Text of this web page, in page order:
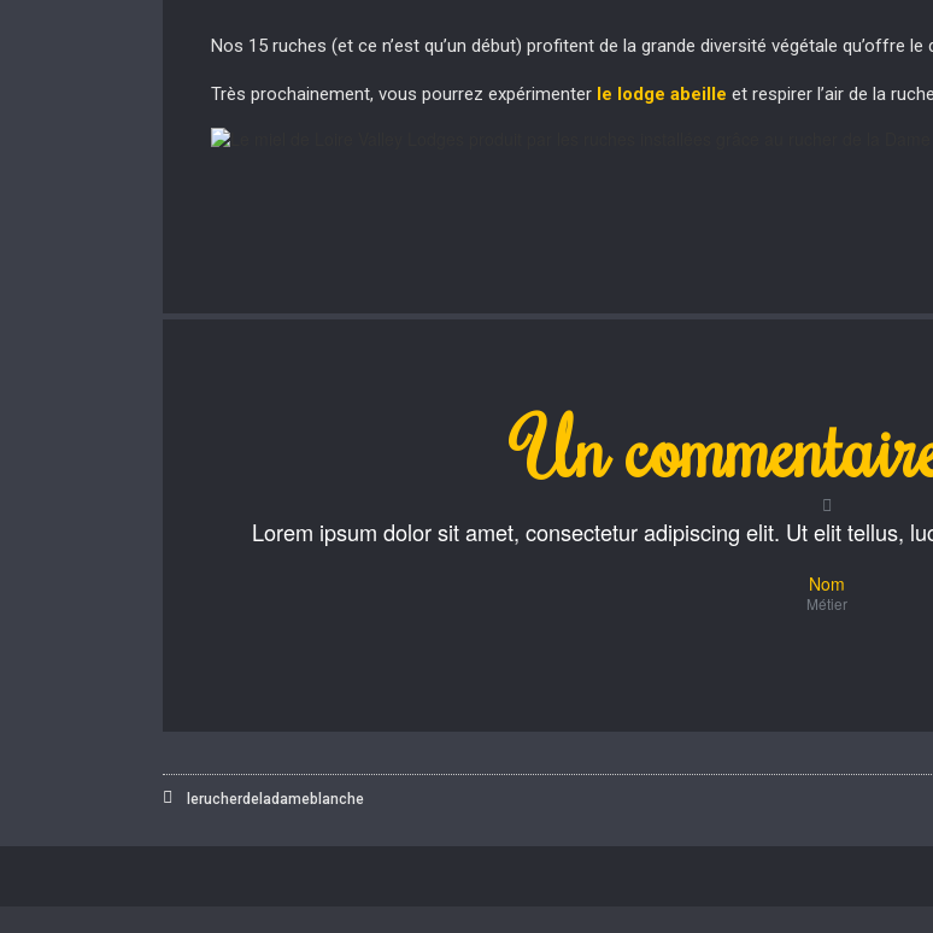
Nos 15 ruches (et ce n’est qu’un début) profitent de la grande diversité végétale qu’offre le
Très prochainement, vous pourrez expérimenter le lodge abeille et respirer l’air de la
Un
Lorem ipsum dolor sit amet, consectetur adipiscing elit. Ut elit tellus,
Nom
Métier
lerucherdeladameblanche